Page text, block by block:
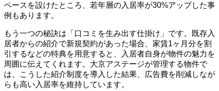
ペースを設けたところ、若年層の入居率が30%アップした事
例もあります。
もう一つの秘訣は「口コミを生み出す仕掛け」です。既存入
居者からの紹介で新規契約があった場合、家賃1ヶ月分を割
引するなどの特典を用意すると、入居者自身が物件の魅力を
周囲に伝えてくれます。大京アステージが管理する物件で
は、こうした紹介制度を導入した結果、広告費を削減しなが
らも高い入居率を維持しています。